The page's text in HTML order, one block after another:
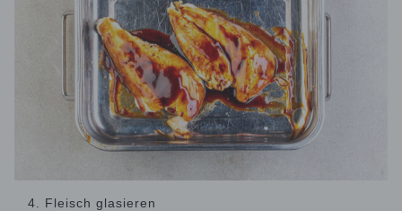
4. Fleisch glasieren